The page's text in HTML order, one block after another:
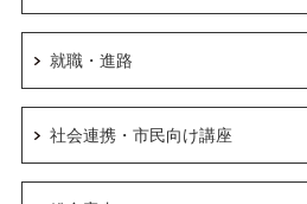
就職・進路
社会連携・市民向け講座